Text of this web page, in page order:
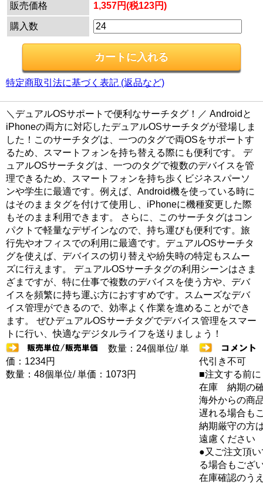
販売価格
1,357円(税123円)
購入数
特定商取引法に基づく表記 (返品など)
＼デュアルOSサポートで便利なサーチタグ！／ Androidと
iPhoneの両方に対応したデュアルOSサーチタグが登場しま
した！このサーチタグは、一つのタグで両OSをサポートす
るため、スマートフォンを持ち替える際にも便利です。 デ
ュアルOSサーチタグは、一つのタグで複数のデバイスを管
理できるため、スマートフォンを持ち歩くビジネスパーソ
ンや学生に最適です。例えば、Android機を使っている時に
はそのままタグを付けて使用し、iPhoneに機種変更した際
もそのまま利用できます。 さらに、このサーチタグはコン
パクトで軽量なデザインなので、持ち運びも便利です。旅
行先やオフィスでの利用に最適です。デュアルOSサーチタ
グを使えば、デバイスの切り替えや紛失時の特定もスムー
ズに行えます。 デュアルOSサーチタグの利用シーンはさま
ざまですが、特に仕事で複数のデバイスを使う方や、デバ
イスを頻繁に持ち運ぶ方におすすめです。スムーズなデバ
イス管理ができるので、効率よく作業を進めることができ
ます。 ぜひデュアルOSサーチタグでデバイス管理をスマー
トに行い、快適なデジタルライフを送りましょう！
数量：24個単位/ 単
価：1234円
数量：48個単位/ 単価：1073円
代引き不可
■注文する前に
在庫 納期の
海外からの商
遅れる場合も
納期厳守の方
遠慮ください
●又ご注文頂
る場合もござ
在庫確認のう